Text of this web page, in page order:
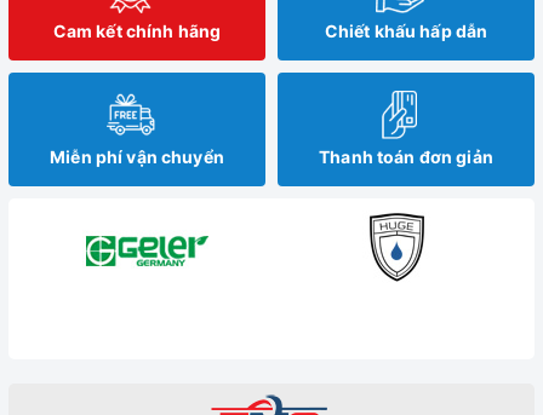
Cam kết chính hãng Chiết khấu hấp dẫn
Miễn phí vận chuyển Thanh toán đơn giản